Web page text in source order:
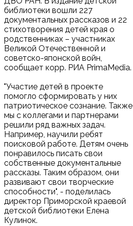
библиотеки вошли 227
документальных рассказов и 22
стихотворения детей края о
родственниках – участниках
Великой Отечественной и
советско-японской войн,
сообщает корр. РИА PrimaMedia.
"Участие детей в проекте
помогло сформировать у них
патриотическое сознание. Также
мы с коллегами и партнерами
решили ряд важных задач.
Например, научили ребят
поисковой работе. Детям очень
понравилось писать свои
собственные документальные
рассказы. Таким образом, они
развивают свои творческие
способности", - поделилась
директор Приморской краевой
детской библиотеки Елена
Кулинок.